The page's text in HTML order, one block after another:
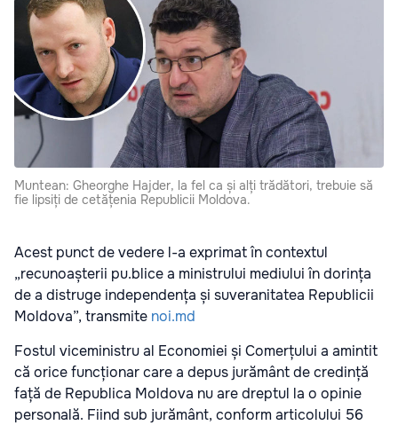
Muntean: Gheorghe Hajder, la fel ca și alți trădători, trebuie să
fie lipsiți de cetățenia Republicii Moldova.
Acest punct de vedere l-a exprimat în contextul
„recunoașterii pu.blice a ministrului mediului în dorința
de a distruge independența și suveranitatea Republicii
Moldova”, transmite noi.md
Fostul viceministru al Economiei și Comerțului a amintit
că orice funcționar care a depus jurământ de credință
față de Republica Moldova nu are dreptul la o opinie
personală. Fiind sub jurământ, conform articolului 56